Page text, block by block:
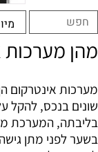
מהן מערכות
מערכות אינטרקום
שונים בנכס, להקל
בליבתה, המערכת
בשער לפני מתן